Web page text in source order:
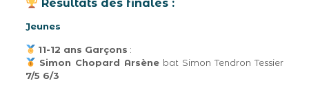
Résultats des finales :
Jeunes
11-12 ans Garçons :
Simon Chopard Arsènebat Simon Tendron Tessier
7/5 6/3